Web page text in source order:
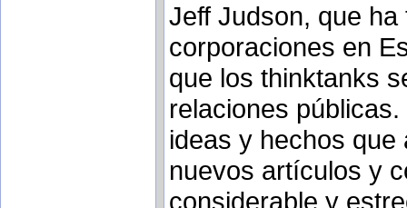
Jeff Judson, que
corporaciones en
que los thinktanks
relaciones
ideas y hechos
nuevos artículos y
considerable y